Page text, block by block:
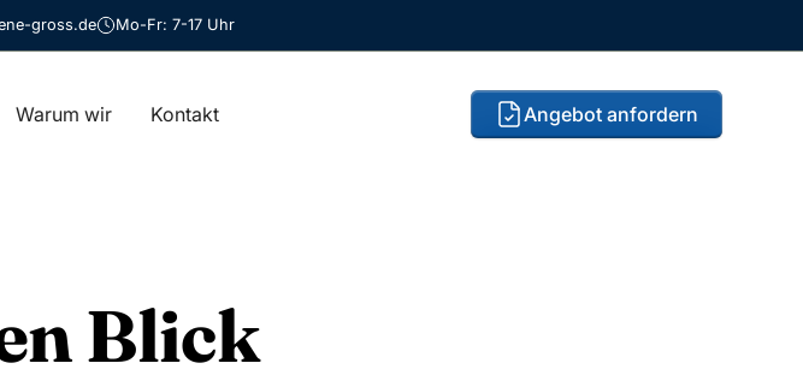
gross.de Mo-Fr: 7-17 Uhr
Warum wir Kontakt Angebot anfordern
Blick